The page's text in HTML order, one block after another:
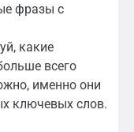
фразы с
какие
всего
именно они
ключевых слов.